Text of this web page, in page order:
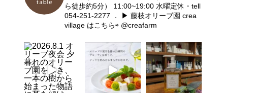
crea village 春のワークショッ
ら徒歩約5分）
11:00~19:00 水曜定休・tell
054-251-2277 ．
▶︎ 藤枝オリーブ園 crea
village はこちら⇨ @creafarm